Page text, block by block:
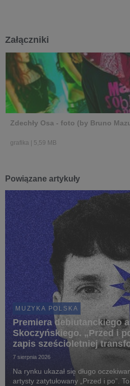
Załączniki
Zdechły Osa - foto (by Bruno
grafika 5,59 MB
Powiązane artykuły
MUZYKA POLSKA
Premiera debiutanckiego
Skoczyńskiego. „Przed i
zapis sześcioletniej
7 sierpnia 2026
Na rynku ukazał się długo
artysty zatytułowany „Przed i po”.